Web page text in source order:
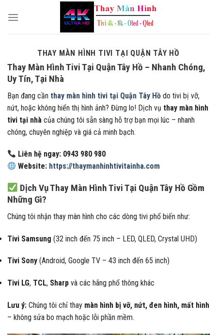
THAY MÀN HÌNH TIVI TẠI QUẬN TÂY HỒ
Thay Màn Hình Tivi Tại Quận Tây Hồ – Nhanh Chóng,
Uy Tín, Tại Nhà
Bạn đang cần thay màn hình tivi tại Quận Tây Hồ do tivi bị vỡ,
nứt, hoặc không hiển thị hình ảnh? Đừng lo! Dịch vụ thay màn hình
tivi tại nhà của chúng tôi sẵn sàng hỗ trợ bạn mọi lúc – nhanh
chóng, chuyên nghiệp và giá cả minh bạch.
Liên hệ ngay: 0943 980 980
Website: https://thaymanhinhtivitainha.com
Dịch Vụ Thay Màn Hình Tivi Tại Quận Tây Hồ Gồm
Những Gì?
Chúng tôi nhận thay màn hình cho các dòng tivi phổ biến như:
Tivi Samsung (32 inch đến 75 inch – LED, QLED, Crystal UHD)
Tivi Sony (Android, Google TV – 43 inch đến 65 inch)
Tivi LG, TCL, Sharp và các hãng phổ thông khác
Lưu ý: Chúng tôi chỉ thay màn hình bị vỡ, nứt, đen hình, mất hình
– không sửa bo mạch hoặc lỗi phần mềm.